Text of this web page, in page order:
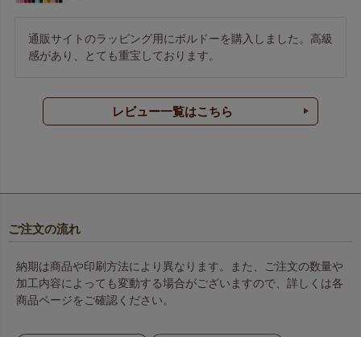
通販サイトのラッピング用にボルドーを購入しました。高級
感があり、とても重宝しております。
レビュー一覧はこちら
ご注文の流れ
納期は商品や印刷方法により異なります。また、ご注文の数量や
加工内容によっても変動する場合がございますので、詳しくは各
商品ページをご確認ください。